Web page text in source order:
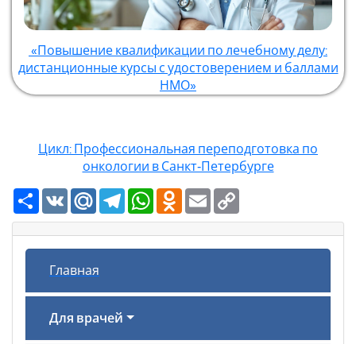
«Повышение квалификации по лечебному делу:
дистанционные курсы с удостоверением и баллами
НМО»
Цикл: Профессиональная переподготовка по
онкологии в Санкт‑Петербурге
Ресурс
VK Mail.RuTelegramWhatsAppOdnoklassniki
Email
Главная
Для врачей